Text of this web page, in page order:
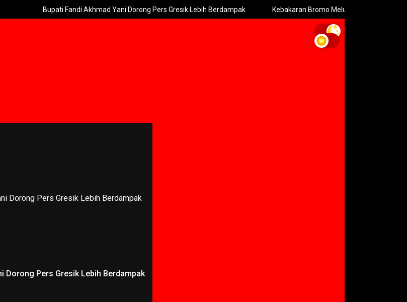
Bupati Fandi Akhmad Yani Dorong Pers Gresik Lebih Berdampak Kebakaran Bromo Meluas Pemadaman Terhambat
Dorong Pers Gresik Lebih Berdampak